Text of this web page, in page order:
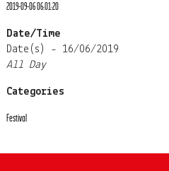
2019-09-06 06:01:20
Date/Time
Date(s) - 16/06/2019
All Day
Categories
Festival